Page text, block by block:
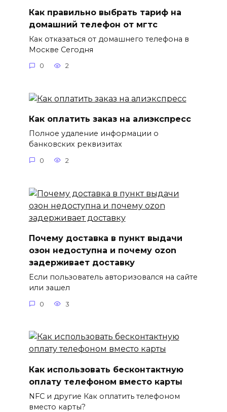
Как правильно выбрать тариф на
домашний телефон от мгтс
Как отказаться от домашнего телефона в
Москве Сегодня
0 2
Как оплатить заказ на алиэкспресс
Полное удаление информации о
банковских реквизитах
0 2
Почему доставка в пункт выдачи
озон недоступна и почему ozon
задерживает доставку
Если пользователь авторизовался на сайте
или зашел
0 3
Как использовать бесконтактную
оплату телефоном вместо карты
NFC и другие Как оплатить телефоном
вместо карты?